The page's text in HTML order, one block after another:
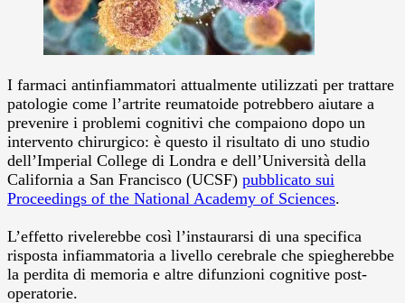
I farmaci antinfiammatori attualmente utilizzati per trattare
patologie come l’artrite reumatoide potrebbero aiutare a
prevenire i problemi cognitivi che compaiono dopo un
intervento chirurgico: è questo il risultato di uno studio
dell’Imperial College di Londra e dell’Università della
California a San Francisco (UCSF) pubblicato sui
Proceedings of the National Academy of Sciences.
L’effetto rivelerebbe così l’instaurarsi di una specifica
risposta infiammatoria a livello cerebrale che spiegherebbe
la perdita di memoria e altre difunzioni cognitive post-
operatorie.